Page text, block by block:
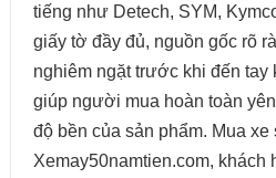
tiếng như Detech, SYM,
giấy tờ đầy đủ, nguồn gốc rõ
nghiêm ngặt trước khi đến
giúp người mua hoàn toàn
độ bền của sản phẩm. Mua xe
Xemay50namtien.com,